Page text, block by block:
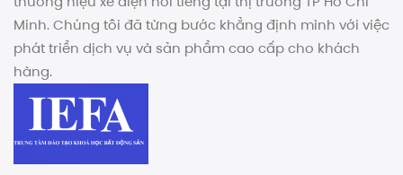
Minh. Chúng tôi đã từng bước khẳng định mình với việc
phát triển dịch vụ và sản phẩm cao cấp cho khách
hàng.